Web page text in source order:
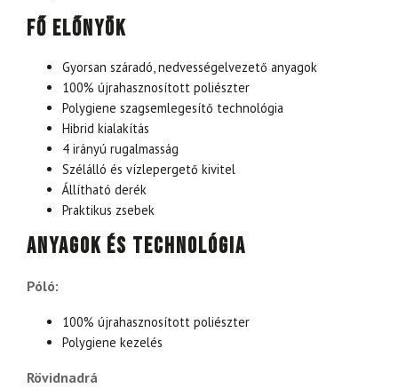
Fő előnyök
Gyorsan száradó, nedvességelvezető anyagok
100% újrahasznosított poliészter
Polygiene szagsemlegesítő technológia
Hibrid kialakítás
4 irányú rugalmasság
Szélálló és vízlepergető kivitel
Állítható derék
Praktikus zsebek
Anyagok és technológia
Póló:
100% újrahasznosított poliészter
Polygiene kezelés
Rövidnadrá